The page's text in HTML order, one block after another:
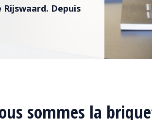
Rijswaard. Depuis
sommes la